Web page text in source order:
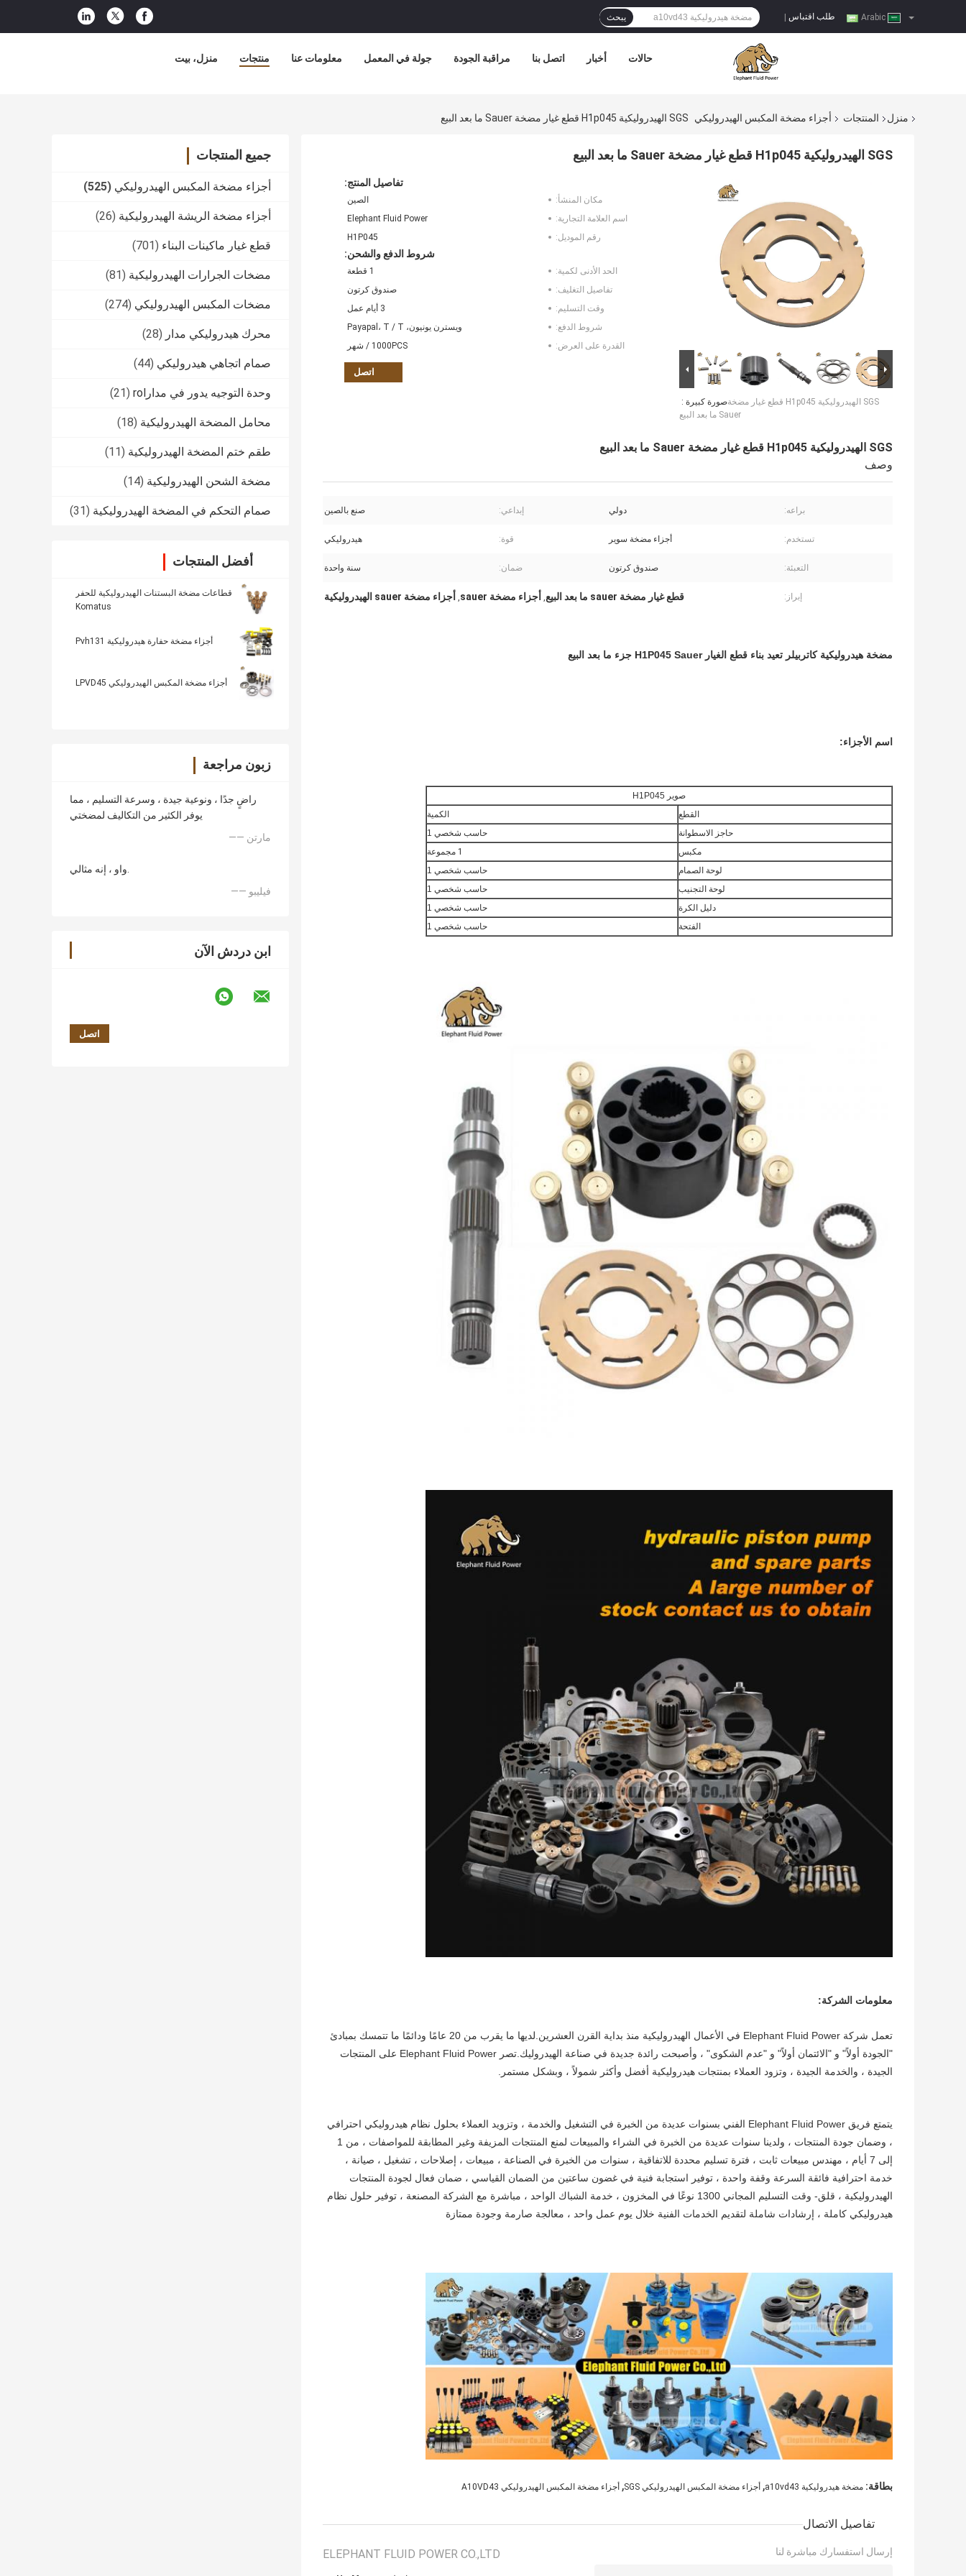
طلب اقتباس يبحث
منزل، بيت منتجات معلومات عنا جولة في المعمل مراقبة الجودة اتصل بنا أخبار حالات
منزل المنتجات أجزاء مضخة المكبس الهيدروليكي SGS الهيدروليكية H1p045 قطع غيار مضخة Sauer ما بعد البيع
جميع المنتجات
أجزاء مضخة المكبس الهيدروليكي (525)
أجزاء مضخة الريشة الهيدروليكية (26)
قطع غيار ماكينات البناء (701)
مضخات الجرارات الهيدروليكية (81)
مضخات المكبس الهيدروليكي (274)
محرك هيدروليكي مدار (28)
صمام اتجاهي هيدروليكي (44)
وحدة التوجيه يدور في مدارrol (21)
محامل المضخة الهيدروليكية (18)
طقم ختم المضخة الهيدروليكية (11)
مضخة الشحن الهيدروليكية (14)
صمام التحكم في المضخة الهيدروليكية (31)
أفضل المنتجات
قطاعات مضخة البستنات الهيدروليكية للحفر
Komatus
أجزاء مضخة حفارة هيدروليكية Pvh131
أجزاء مضخة المكبس الهيدروليكي LPVD45
زبون مراجعة
راضٍ جدًا ، ونوعية جيدة ، وسرعة التسليم ، مما
يوفر الكثير من التكاليف لمضختي
—— مارتن
واو ، إنه مثالي.
—— فيليبو
ابن دردش الآن
SGS الهيدروليكية H1p045 قطع غيار مضخة Sauer ما بعد البيع
صورة كبيرة :SGS الهيدروليكية H1p045 قطع غيار مضخة
Sauer ما بعد البيع
تفاصيل المنتج:
مكان المنشأ:
الصين
اسم العلامة التجارية:
Elephant Fluid Power
رقم الموديل:
H1P045
شروط الدفع والشحن:
الحد الأدنى لكمية:
1 قطعة
تفاصيل التغليف:
صندوق كرتون
وقت التسليم:
3 أيام عمل
شروط الدفع:
ويسترن يونيون، Payapal، T / T
القدرة على العرض:
1000PCS / شهر
اتصل
SGS الهيدروليكية H1p045 قطع غيار مضخة Sauer ما بعد البيع
وصف
براعه: دولي إبداعي: صنع بالصين
تستخدم: أجزاء مضخة سوير قوة: هيدروليكي
التعبئة: صندوق كرتون ضمان: سنة واحدة
إبراز: قطع غيار مضخة sauer ما بعد البيع , أجزاء مضخة sauer , أجزاء مضخة sauer الهيدروليكية
مضخة هيدروليكية كاتربيلر تعيد بناء قطع الغيار H1P045 Sauer جزء ما بعد البيع
اسم الأجزاء:
صوير H1P045
القطع
الكمية
حاجز الاسطوانة
حاسب شخصي 1
مكبس
1 مجموعة
لوحة الصمام
حاسب شخصي 1
لوحة التجنيب
حاسب شخصي 1
دليل الكرة
حاسب شخصي 1
الفتحة
حاسب شخصي 1
معلومات الشركة:
تعمل شركة Elephant Fluid Power في الأعمال الهيدروليكية منذ بداية القرن العشرين.لديها ما يقرب من 20 عامًا ودائمًا ما تتمسك بمبادئ
"الجودة أولاً" و "الائتمان أولاً" و "عدم الشكوى" ، وأصبحت رائدة جديدة في صناعة الهيدروليك.تصر Elephant Fluid Power على المنتجات
الجيدة ، والخدمة الجيدة ، وتزود العملاء بمنتجات هيدروليكية أفضل وأكثر شمولاً ، وبشكل مستمر.
يتمتع فريق Elephant Fluid Power الفني بسنوات عديدة من الخبرة في التشغيل والخدمة ، وتزويد العملاء بحلول نظام هيدروليكي احترافي
، وضمان جودة المنتجات ، ولدينا سنوات عديدة من الخبرة في الشراء والمبيعات لمنع المنتجات المزيفة وغير المطابقة للمواصفات ، من 1
إلى 7 أيام ، مهندس مبيعات ثابت ، فترة تسليم محددة للاتفاقية ، سنوات من الخبرة في الصناعة ، مبيعات ، إصلاحات ، تشغيل ، صيانة ،
خدمة احترافية فائقة السرعة وقفة واحدة ، توفير استجابة فنية في غضون ساعتين من الضمان القياسي ، ضمان فعال لجودة المنتجات
الهيدروليكية ، قلق- وقت التسليم المجاني 1300 نوعًا في المخزون ، خدمة الشباك الواحد ، مباشرة مع الشركة المصنعة ، توفير حلول نظام
هيدروليكي كاملة ، إرشادات شاملة لتقديم الخدمات الفنية خلال يوم عمل واحد ، معالجة صارمة وجودة ممتازة
بطاقة: مضخة هيدروليكية a10vd43 , أجزاء مضخة المكبس الهيدروليكي SGS , أجزاء مضخة المكبس الهيدروليكي A10VD43
تفاصيل الاتصال
ELEPHANT FLUID POWER CO.,LTD إرسال استفسارك مباشرة لنا